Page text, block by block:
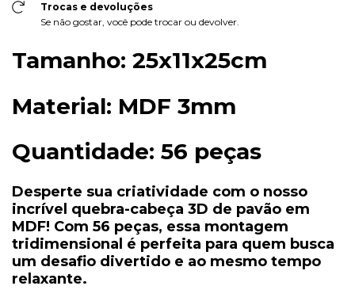
Trocas e devoluções
Se não gostar, você pode trocar ou devolver.
Tamanho: 25x11x25cm
Material: MDF 3mm
Quantidade: 56 peças
Desperte sua criatividade com o nosso
incrível quebra-cabeça 3D de pavão em
MDF! Com 56 peças, essa montagem
tridimensional é perfeita para quem busca
um desafio divertido e ao mesmo tempo
relaxante.